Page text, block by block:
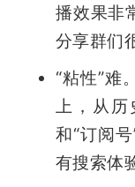
搞
机
播效果非
分享群们
“粘性”难
上，从历
和“订阅
有搜索体